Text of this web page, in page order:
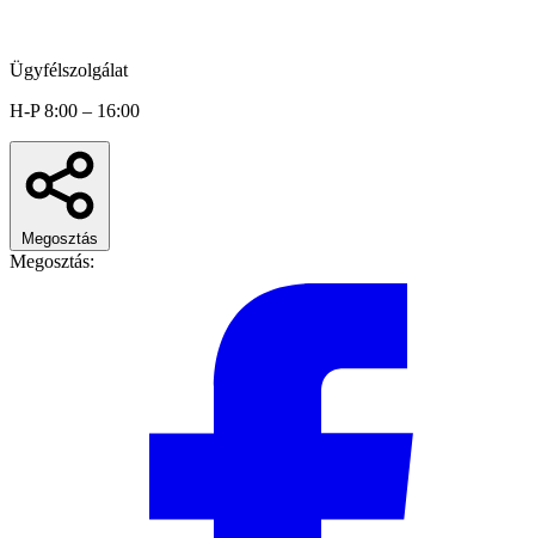
Ügyfélszolgálat
H-P 8:00 – 16:00
Megosztás
Megosztás: